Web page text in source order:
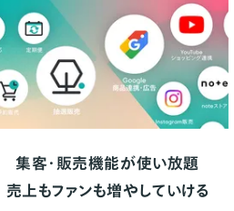
集客・販売機能が使い放題
売上もファンも増やしていける